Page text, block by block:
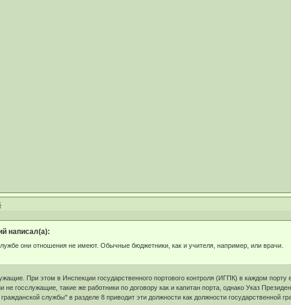
написал(а):
они отношения не имеют. Обычные бюджетники, как и учителя, например, или врачи.
При этом в Инспекции государственного портового контроля (ИГПК) в каждом
не госслужащие, такие же работники по договору как и капитан порта, однако Указ
службы" в разделе 8 приводит эти должности как должности государственной